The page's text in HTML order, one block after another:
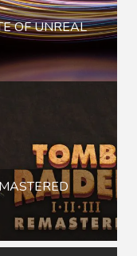
OF UNREAL